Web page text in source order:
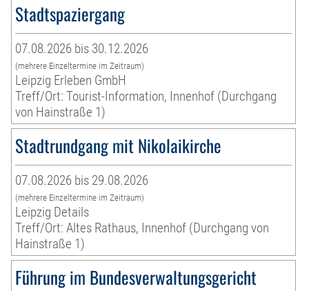
Stadtspaziergang
07.08.2026 bis 30.12.2026
(mehrere Einzeltermine im Zeitraum)
Leipzig Erleben GmbH
Treff/Ort: Tourist-Information, Innenhof (Durchgang
von Hainstraße 1)
Stadtrundgang mit Nikolaikirche
07.08.2026 bis 29.08.2026
(mehrere Einzeltermine im Zeitraum)
Leipzig Details
Treff/Ort: Altes Rathaus, Innenhof (Durchgang von
Hainstraße 1)
Führung im Bundesverwaltungsgericht